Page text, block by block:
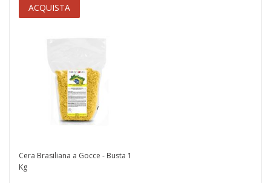
ACQUISTA
Cera Brasiliana a Gocce - Busta 1
Kg